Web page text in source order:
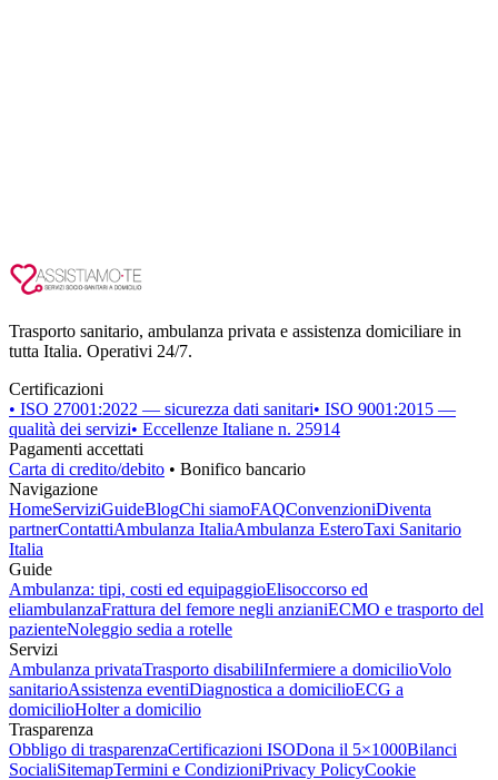
Trasporto sanitario, ambulanza privata e assistenza domiciliare in
tutta Italia. Operativi 24/7.
Certificazioni
• ISO 27001:2022 — sicurezza dati sanitari• ISO 9001:2015 —
qualità dei servizi• Eccellenze Italiane n. 25914
Pagamenti accettati
Carta di credito/debito • Bonifico bancario
Navigazione
HomeServiziGuideBlogChi siamoFAQConvenzioniDiventa
partnerContattiAmbulanza ItaliaAmbulanza EsteroTaxi Sanitario
Italia
Guide
Ambulanza: tipi, costi ed equipaggioElisoccorso ed
eliambulanzaFrattura del femore negli anzianiECMO e trasporto del
pazienteNoleggio sedia a rotelle
Servizi
Ambulanza privataTrasporto disabiliInfermiere a domicilioVolo
sanitarioAssistenza eventiDiagnostica a domicilioECG a
domicilioHolter a domicilio
Trasparenza
Obbligo di trasparenzaCertificazioni ISODona il 5×1000Bilanci
SocialiSitemapTermini e CondizioniPrivacy PolicyCookie